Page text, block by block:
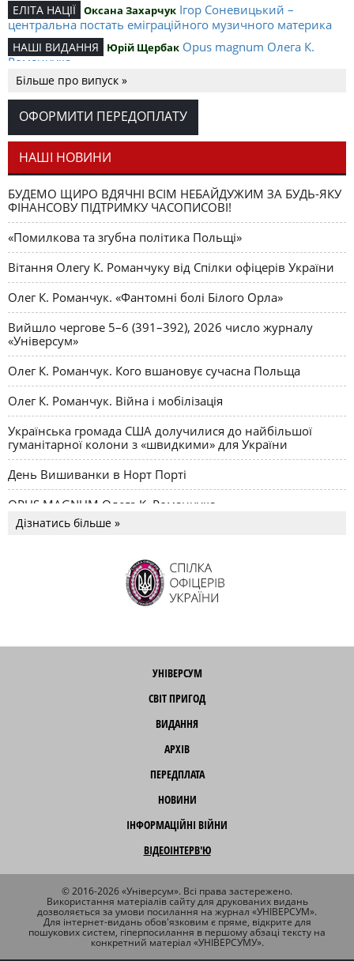
ЕЛІТА НАЦІЇ Оксана Захарчук Ігор Соневицький –
центральна постать еміграційного музичного материка
НАШІ ВИДАННЯ Юрій Щербак Opus magnum Олега К.
Романчука
РЕЦЕНЗІЇ Петро Іванишин
Романчука
СЛОВО РЕДАКЦІЙНЕ Олег К. Романчук
як уособлення української політстратегії й тактики
Більше про випуск »
ОФОРМИТИ ПЕРЕДОПЛАТУ
НАШІ НОВИНИ
БУДЕМО ЩИРО ВДЯЧНІ ВСІМ НЕБАЙДУЖИМ ЗА БУДЬ-ЯКУ
ФІНАНСОВУ ПІДТРИМКУ ЧАСОПИСОВІ!
«Помилкова та згубна політика Польщі»
Вітання Олегу К. Романчуку від Спілки офіцерів України
Олег К. Романчук. «Фантомні болі Білого Орла»
Вийшло чергове 5–6 (391–392), 2026 число журналу
«Універсум»
Олег К. Романчук. Кого вшановує сучасна Польща
Олег К. Романчук. Війна і мобілізація
Українська громада США долучилися до найбільшої
гуманітарної колони з «швидкими» для України
День Вишиванки в Норт Порті
OPUS MAGNUM Олега К. Романчука
Дізнатись більше »
УНІВЕРСУМ
СВІТ ПРИГОД
ВИДАННЯ
АРХІВ
ПЕРЕДПЛАТА
НОВИНИ
ІНФОРМАЦІЙНІ ВІЙНИ
ВІДЕОІНТЕРВ'Ю
© 2016-2026 «Універсум». Всі права застережено.
Використання матеріалів сайту для друкованих видань
дозволяється за умови посилання на журнал «УНІВЕРСУМ».
Для інтернет-видань обов'язковим є пряме, відкрите для
пошукових систем, гіперпосилання в першому абзаці тексту на
конкретний матеріал «УНІВЕРСУМУ».